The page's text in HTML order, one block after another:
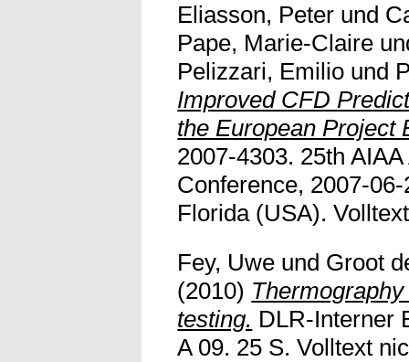
Eliasson, Peter und
Pape, Marie-Claire
Pelizzari, Emilio und
Improved CFD
the European Project
2007-4303. 25th
Conference, 2007-
Florida (USA).
Fey, Uwe und Groot
(2010)
testing. DLR-Interner
A 09. 25 S. Volltext